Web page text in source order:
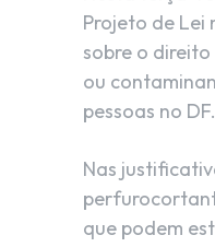
Projeto de Lei
sobre o
ou
pessoas no DF.
Nas
que podem